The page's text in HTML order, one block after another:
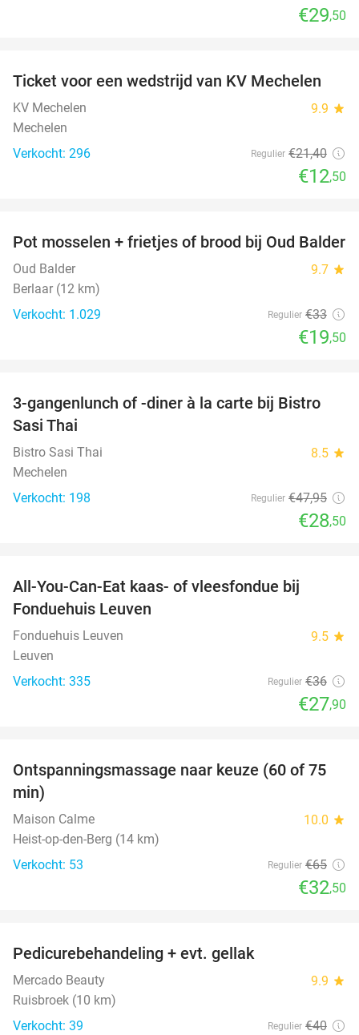
€29,50
42%
Ticket voor een wedstrijd van KV Mechelen
KV Mechelen 9.9 star
Mechelen
Verkocht: 296
Regulier €21,40
€12,50
41%
Pot mosselen + frietjes of brood bij Oud Balder
Oud Balder 9.7 star
Berlaar (12 km)
Verkocht: 1.029
Regulier €33
€19,50
41%
3-gangenlunch of -diner à la carte bij Bistro
Sasi Thai
Bistro Sasi Thai 8.5 star
Mechelen
Verkocht: 198
Regulier €47,95
€28,50
All-You-Can-Eat kaas- of vleesfondue bij
Fonduehuis Leuven
Fonduehuis Leuven 9.5 star
Leuven
Verkocht: 335
Regulier €36
€27,90
50%
Ontspanningsmassage naar keuze (60 of 75
min)
Maison Calme 10.0 star
Heist-op-den-Berg (14 km)
Verkocht: 53
Regulier €65
€32,50
Pedicurebehandeling + evt. gellak
Mercado Beauty 9.9 star
Ruisbroek (10 km)
Verkocht: 39
Regulier €40